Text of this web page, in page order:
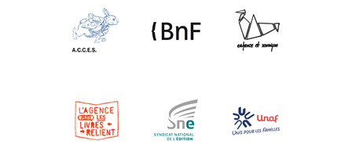
cahors
EN SAVOIR PLUS
Cahors
EN SAVOIR PLUS